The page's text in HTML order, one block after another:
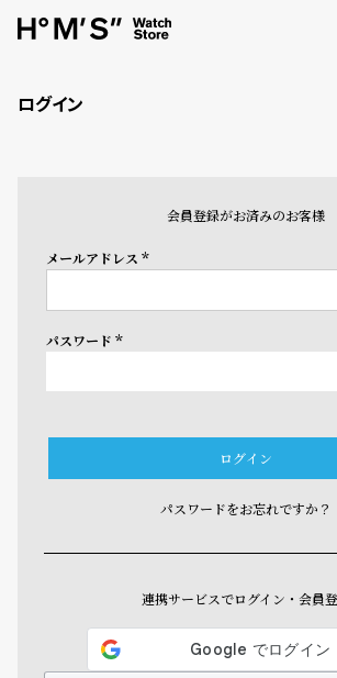
ログイン
会員登録がお済みのお客様
メールアドレス
(必
パスワード
(必
ログイン
パスワードをお忘れですか？
連携サービスでログイン・会員